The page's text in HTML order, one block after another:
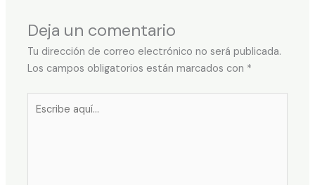
Deja un comentario
Tu dirección de correo electrónico no será publicada.
Los campos obligatorios están marcados con *